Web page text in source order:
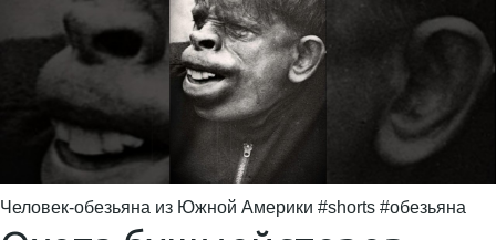
Человек-обезьяна из Южной Америки #shorts #обезьяна